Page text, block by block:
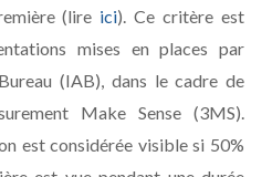
(lire ici). Ce critère est
mises en places par
(IAB), dans le cadre de
Make Sense (3MS).
est considérée visible si 50%